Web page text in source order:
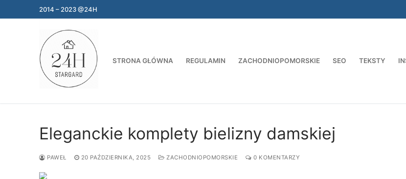
do
2014 – 2023 @24H
STRONA GŁÓWNA REGULAMIN ZACHODNIOPOMORSKIE SEO TEKSTY
Eleganckie komplety bielizny damskiej
PAWEŁ 20 PAŹDZIERNIKA, 2025 ZACHODNIOPOMORSKIE 0 KOMENTARZY